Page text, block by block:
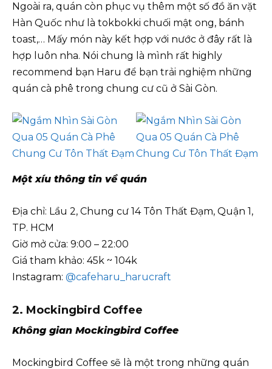
Ngoài ra, quán còn phục vụ thêm một số đồ ăn vặt
Hàn Quốc như là tokbokki chuối mật ong, bánh
toast,… Mấy món này kết hợp với nước ở đây rất là
hợp luôn nha. Nói chung là mình rất highly
recommend bạn Haru để bạn trải nghiệm những
quán cà phê trong chung cư cũ ở Sài Gòn.
Một xíu thông tin về quán
Địa chỉ: Lầu 2, Chung cư 14 Tôn Thất Đạm, Quận 1,
TP. HCM
Giờ mở cửa: 9:00 – 22:00
Giá tham khảo: 45k ~ 104k
Instagram: @cafeharu_harucraft
2. Mockingbird Coffee
Không gian Mockingbird Coffee
Mockingbird Coffee sẽ là một trong những quán